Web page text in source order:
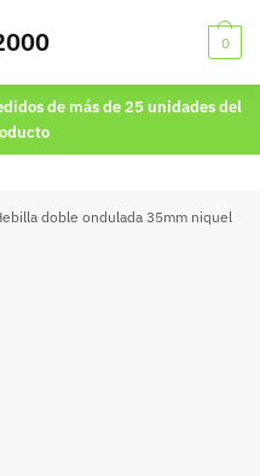
0
de más de 25 unidades del
doble ondulada 35mm niquel